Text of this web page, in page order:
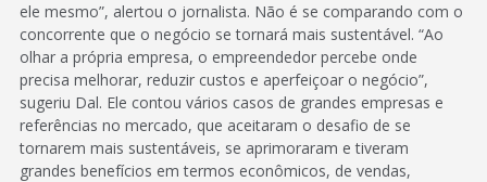
ele mesmo”, alertou o jornalista. Não é se comparando com o
concorrente que o negócio se tornará mais sustentável. “Ao
olhar a própria empresa, o empreendedor percebe onde
precisa melhorar, reduzir custos e aperfeiçoar o negócio”,
sugeriu Dal. Ele contou vários casos de grandes empresas e
referências no mercado, que aceitaram o desafio de se
tornarem mais sustentáveis, se aprimoraram e tiveram
grandes benefícios em termos econômicos, de vendas,